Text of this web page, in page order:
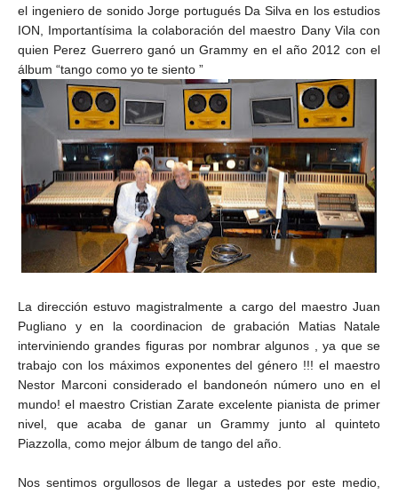
el ingeniero de sonido Jorge portugués Da Silva en los estudios
ION, Importantísima la colaboración del maestro Dany Vila con
quien Perez Guerrero ganó un Grammy en el año 2012 con el
álbum “tango como yo te siento ”
La dirección estuvo magistralmente a cargo del maestro Juan
Pugliano y en la coordinacion de grabación Matias Natale
interviniendo grandes figuras por nombrar algunos , ya que se
trabajo con los máximos exponentes del género !!! el maestro
Nestor Marconi considerado el bandoneón número uno en el
mundo! el maestro Cristian Zarate excelente pianista de primer
nivel, que acaba de ganar un Grammy junto al quinteto
Piazzolla, como mejor álbum de tango del año.
Nos sentimos orgullosos de llegar a ustedes por este medio,